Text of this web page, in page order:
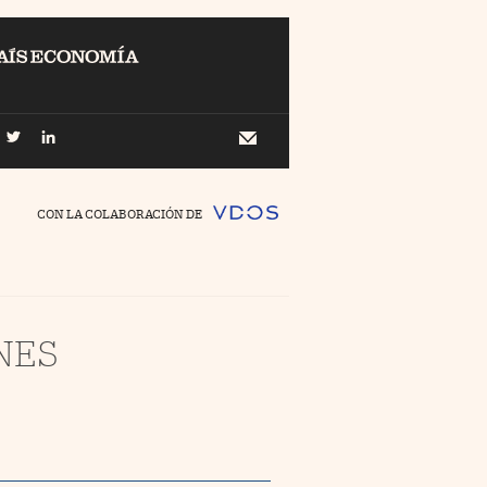
Pyme //foo
CON LA COLABORACIÓN DE